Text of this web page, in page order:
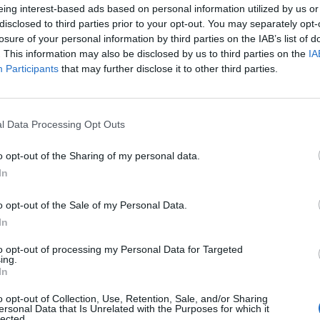
interest-based ads based on personal information utilized by us
to third parties prior to your opt-out. You may separately
of your personal information by third parties on the IAB’s list of
This information may also be disclosed by us to third parties on the
Participants that may further disclose it to other third parties.
Data Processing Opt Outs
opt-out of the Sharing of my personal data.
opt-out of the Sale of my Personal Data.
opt-out of processing my Personal Data for Targeted
opt-out of Collection, Use, Retention, Sale, and/or Sharing
Data that Is Unrelated with the Purposes for which it
Bonucci (Getty Images)
Bonucci: inizialmente fuori dalla scelte di
problemi familiari dovuti alle
nella rifinitura di questa mattina.
in panchina. Anche perchè, come
qualche giorno di riposo, sono stato bene con
soprattutto perché Matteo sta bene, si sta
allo stadio e finalmente sarà contento”
“Mi spiace per Chiellini, ma non sarà nulla di
A prescindere di allungare o meno dalla